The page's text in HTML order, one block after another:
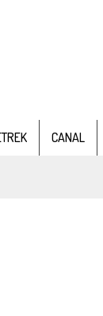
CANAL
NEW WORDS